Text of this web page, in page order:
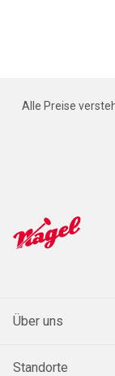
Alle Preise
Über uns
Standorte